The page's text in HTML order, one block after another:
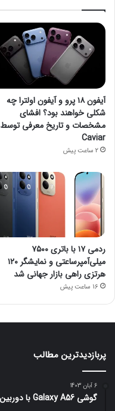
آیفون ۱۸ پرو و آیفون اولترا چه
شکلی خواهند بود؟ افشای
مشخصات و تاریخ معرفی توسط
Caviar
2 ساعت پیش
ردمی ۱۷ با باتری ۷۵۰۰
میلی‌آمپرساعتی و نمایشگر ۱۲۰
هرتزی راهی بازار جهانی شد
16 ساعت پیش
پربازدیدترین مطالب
6 آبان 1403
گوشی Galaxy A56 با دوربین بهتر همراه است